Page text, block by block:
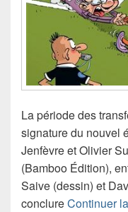
La période des
signature du nouvel
Jenfèvre et Olivier
(Bamboo Édition),
Saive (dessin) et
conclureContinuer